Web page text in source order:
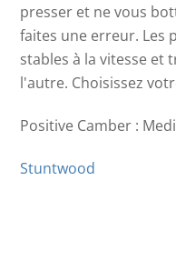
presser et ne vous
faites une erreur. Les
stables à la vitesse et
l'autre. Choisissez
Positive Camber :
Stuntwood